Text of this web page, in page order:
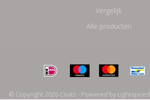
Vergelijk
Alle producten
© Copyright 2026 Coats - Powered by Lightspeed